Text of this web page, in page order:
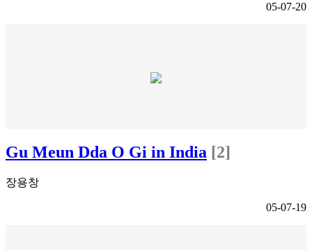
05-07-20
Gu Meun Dda O Gi in India [2]
장용창
05-07-19